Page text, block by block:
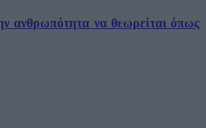
ανθρωπότητα να θεωρείται όπως